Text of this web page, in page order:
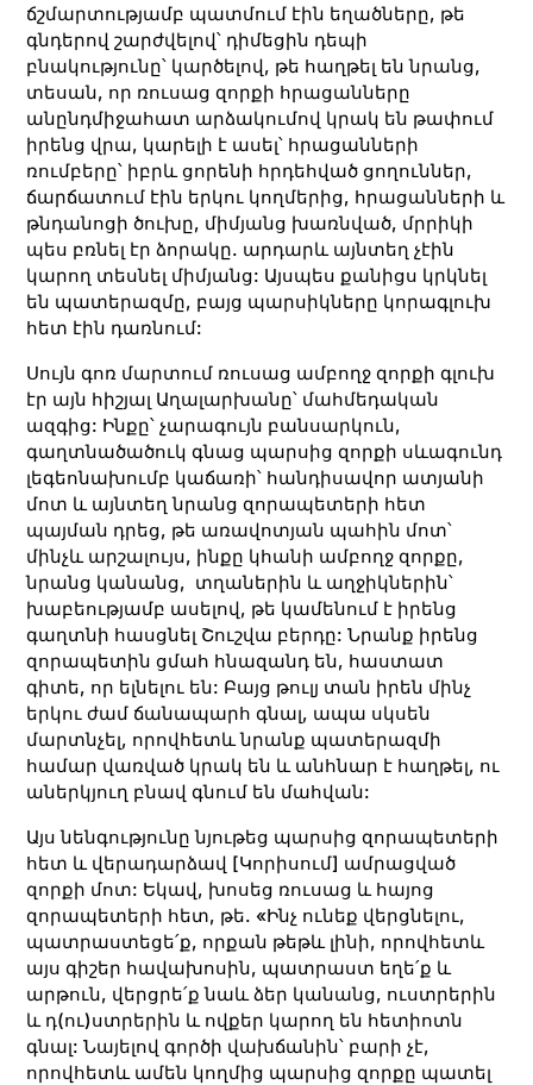
ճշմարտությամբ պատմում էին եղածները, թե
գնդերով շարժվելով՝ դիմեցին դեպի
բնակությունը՝ կարծելով, թե հաղթել են նրանց,
տեսան, որ ռուսաց զորքի հրացանները
անընդմիջահատ արձակումով կրակ են թափում
իրենց վրա, կարելի է ասել՝ հրացանների
ռումբերը՝ իբրև ցորենի հրդեհված ցողուններ,
ճարճատում էին երկու կողմերից, հրացանների և
թնդանոցի ծուխը, միմյանց խառնված, մրրիկի
պես բռնել էր ձորակը. արդարև այնտեղ չէին
կարող տեսնել միմյանց: Այսպես քանիցս կրկնել
են պատերազմը, բայց պարսիկները կորագլուխ
հետ էին դառնում:
Սույն գոռ մարտում ռուսաց ամբողջ զորքի գլուխ
էր այն հիշյալ Աղալարխանը՝ մահմեդական
ազգից: Ինքը՝ չարագույն բանսարկուն,
գաղտնածածուկ գնաց պարսից զորքի սևագունդ
լեգեոնախումբ կաճառի՝ հանդիսավոր ատյանի
մոտ և այնտեղ նրանց զորապետերի հետ
պայման դրեց, թե առավոտյան պահին մոտ՝
մինչև արշալույս, ինքը կհանի ամբողջ զորքը,
նրանց կանանց, տղաներին և աղջիկներին՝
խաբեությամբ ասելով, թե կամենում է իրենց
գաղտնի հասցնել Շուշվա բերդը: Նրանք իրենց
զորապետին ցմահ հնազանդ են, հաստատ
գիտե, որ ելնելու են: Բայց թուլյ տան իրեն մինչ
երկու ժամ ճանապարհ գնալ, ապա սկսեն
մարտնչել, որովհետև նրանք պատերազմի
համար վառված կրակ են և անհնար է հաղթել, ու
աներկյուղ բնավ գնում են մահվան:
Այս նենգությունը նյութեց պարսից զորապետերի
հետ և վերադարձավ [Կորիսում] ամրացված
զորքի մոտ: Եկավ, խոսեց ռուսաց և հայոց
զորապետերի հետ, թե. «Ինչ ունեք վերցնելու,
պատրաստեցե՛ք, որքան թեթև լինի, որովհետև
այս գիշեր հավախոսին, պատրաստ եղե՛ք և
արթուն, վերցրե՛ք նաև ձեր կանանց, ուստրերին
և դ(ու)ստրերին և ովքեր կարող են հետիոտն
գնալ: Նայելով գործի վախճանին՝ բարի չէ,
որովհետև ամեն կողմից պարսից զորքը պատել